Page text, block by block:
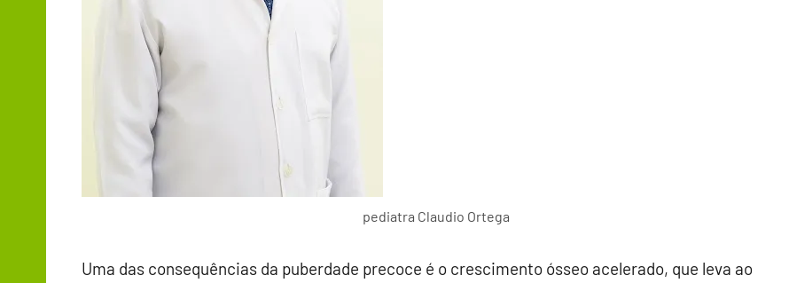
pediatra Claudio Ortega
Uma das consequências da puberdade precoce é o crescimento ósseo acelerado, que leva ao